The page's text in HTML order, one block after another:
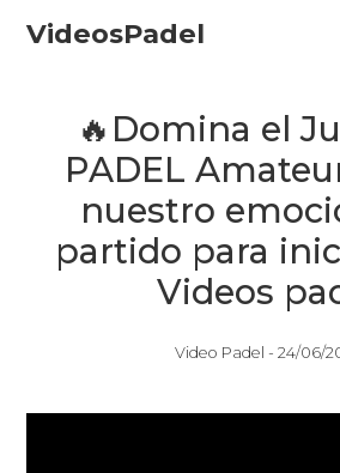
VideosPadel
🔥Domina el
PADEL
nuestro
partido para
Videos
Video Padel - 24/06/